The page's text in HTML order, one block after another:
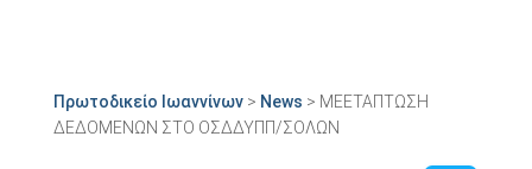
Πρωτοδικείο Ιωαννίνων > News > ΜΕΕΤΑΠΤΩΣΗ
ΔΕΔΟΜΕΝΩΝ ΣΤΟ ΟΣΔΔΥΠΠ/ΣΟΛΩΝ